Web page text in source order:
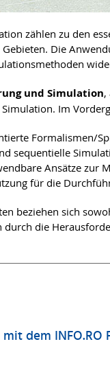
zählen zu den
Die
und Simulation,
Im
Formalismen/
sequentielle
Ansätze zur
für die
beziehen sich
die
dem